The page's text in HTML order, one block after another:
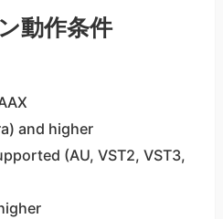
動作条件
and higher
(AU, VST2, VST3,